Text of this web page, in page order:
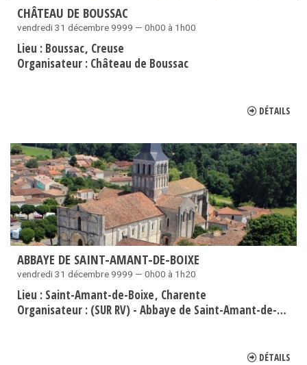
CHÂTEAU DE BOUSSAC
vendredi 31 décembre 9999 — 0h00 à 1h00
Lieu : Boussac Creuse
Organisateur : Château de Boussac
DÉTAILS
ABBAYE DE SAINT-AMANT-DE-BOIXE
vendredi 31 décembre 9999 — 0h00 à 1h20
Lieu : Saint-Amant-de-Boixe Charente
Organisateur : (SUR RV) - Abbaye de Saint-Amant-de-Boixe
DÉTAILS